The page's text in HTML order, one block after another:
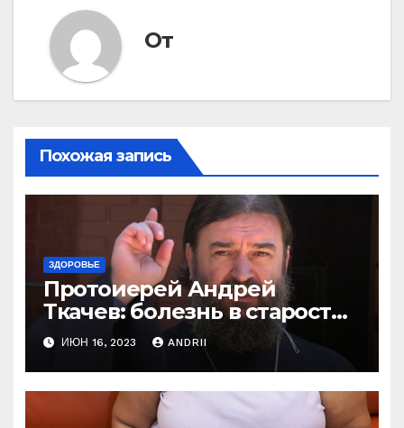
От
Похожая запись
ЗДОРОВЬЕ
Протоиерей Андрей
Ткачев: болезнь в старости
— это расплата за грехи?
Вот те раз!
ИЮН 16, 2023 ANDRII